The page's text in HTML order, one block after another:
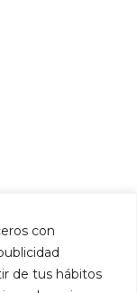
con
de tus hábitos